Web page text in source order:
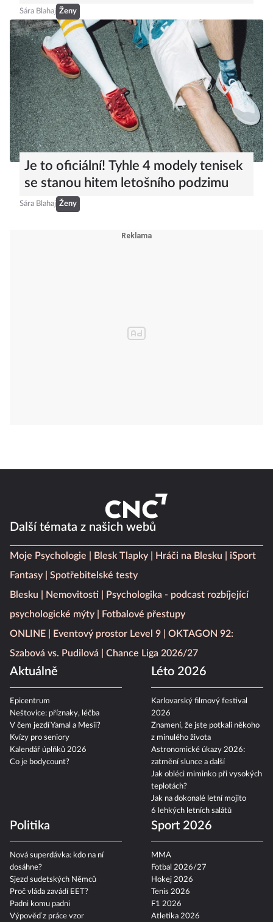
Sára Blahaj Ženy
Je to oficiální! Tyhle 4 modely tenisek
se stanou hitem letošního podzimu
Sára Blahaj Ženy
Další témata z našich webů
Moje Psychologie Blesk Tlapky Hráči na Blesku
iSport
Fantasy
Spotřebitelské testy
Blesku
Nemovitosti
Psychologika - podcast rozbíjející
psychologické mýty
Fotbalové přestupy
ONLINE
Eventový prostor Level 9
OKTAGON 92:
Szabová vs. Pudilová
Chance Liga 2026/27
Aktuálně
Epicentrum
Neštovice: příznaky, léčba
V čem jezdí Yamal a Mesii?
Kvízy pro seniory
Kalendář úplňků 2026
Co je bodycount?
Léto 2026
Karlovarský filmový festival
2026
Znamení, že jste potkali někoho
z minulého života
Astronomické úkazy 2026:
zatmění slunce a další
Jak obléci miminko při vysokých
teplotách?
Jak na dokonalé letní mojito
6 lehkých letních salátů
Politika
Nová superdávka: kdo na ní
dosáhne?
Sjezd sudetských Němců
Proč vláda zavádí EET?
Padni komu padni
Výpověď z práce vzor
Sport 2026
MMA
Fotbal 2026/27
Hokej 2026
Tenis 2026
F1 2026
Atletika 2026